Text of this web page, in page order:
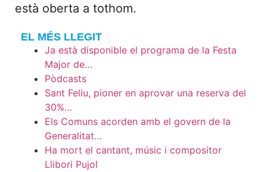
està oberta a tothom.
EL MÉS LLEGIT
Ja està disponible el programa de la Festa
Major de…
Pòdcasts
Sant Feliu, pioner en aprovar una reserva del
30%…
Els Comuns acorden amb el govern de la
Generalitat…
Ha mort el cantant, músic i compositor
Llibori Pujol